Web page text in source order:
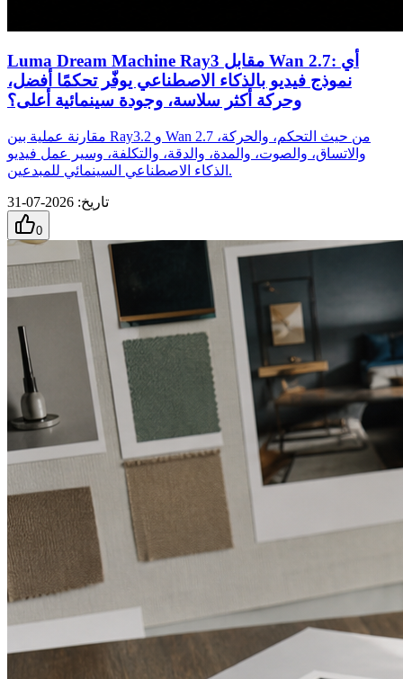
Luma Dream Machine Ray3 مقابل Wan 2.7: أي
نموذج فيديو بالذكاء الاصطناعي يوفّر تحكمًا أفضل،
وحركة أكثر سلاسة، وجودة سينمائية أعلى؟
مقارنة عملية بين Ray3.2 و Wan 2.7 من حيث التحكم، والحركة،
والاتساق، والصوت، والمدة، والدقة، والتكلفة، وسير عمل فيديو
الذكاء الاصطناعي السينمائي للمبدعين.
تاريخ:
2026-07-31
0